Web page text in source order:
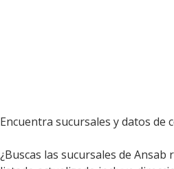
Encuentra sucursales y datos de
¿Buscas las sucursales de